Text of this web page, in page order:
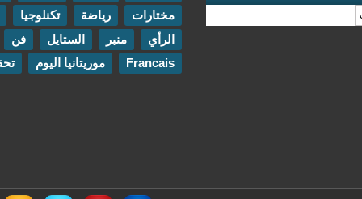
تكنلوجيا
مقابلات
الستايل فن
اتصل بنا
موريتانيا اليوم تحقيقات